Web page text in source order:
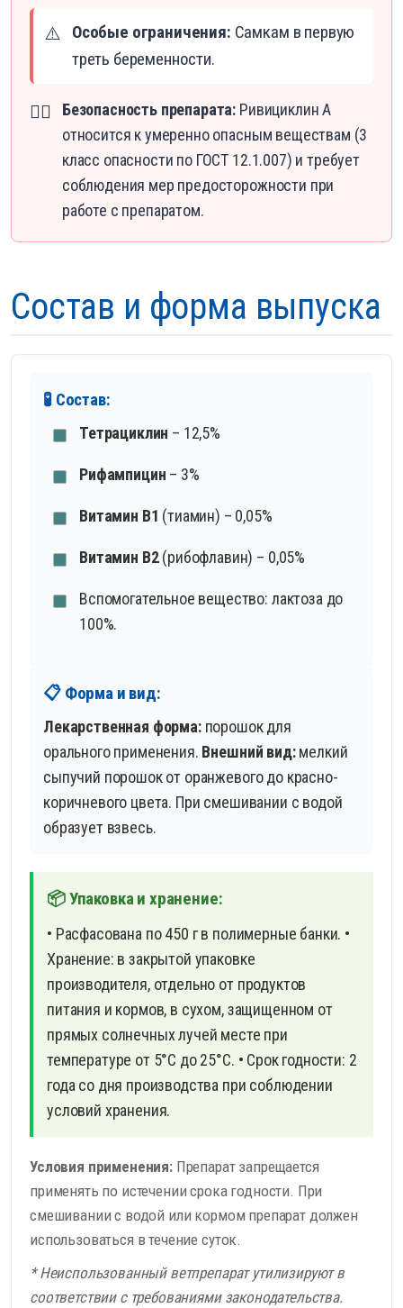
⚠️ Особые ограничения: Самкам в первую
треть беременности.
👨‍⚕️ Безопасность препарата: Ривициклин А
относится к умеренно опасным веществам (3
класс опасности по ГОСТ 12.1.007) и требует
соблюдения мер предосторожности при
работе с препаратом.
Состав и форма выпуска
🧪 Состав:
Тетрациклин – 12,5%
Рифампицин – 3%
Витамин B1 (тиамин) – 0,05%
Витамин B2(рибофлавин) – 0,05%
Вспомогательное вещество: лактоза до
100%.
📋 Форма и вид:
Лекарственная форма:порошок для
орального применения. Внешний вид:мелкий
сыпучий порошок от оранжевого до красно-
коричневого цвета. При смешивании с водой
образует взвесь.
📦 Упаковка и хранение:
• Расфасована по 450 г в полимерные банки. •
Хранение: в закрытой упаковке
производителя, отдельно от продуктов
питания и кормов, в сухом, защищенном от
прямых солнечных лучей месте при
температуре от 5°С до 25°С. • Срок годности: 2
года со дня производства при соблюдении
условий хранения.
Условия применения:Препарат запрещается
применять по истечении срока годности. При
смешивании с водой или кормом препарат должен
использоваться в течение суток.
* Неиспользованный ветпрепарат утилизируют в
соответствии с требованиями законодательства.